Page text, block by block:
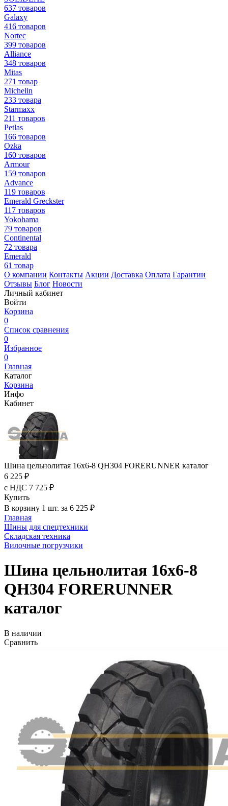
637 товаров
Galaxy
416 товаров
Nortec
399 товаров
Alliance
348 товаров
Mitas
271 товар
Michelin
233 товара
Starmaxx
211 товаров
Petlas
166 товаров
Ozka
160 товаров
Armour
159 товаров
Advance
119 товаров
Emerald Greckster
117 товаров
Yokohama
79 товаров
Continental
72 товара
Emerald
61 товар
О компании Контакты Акции Доставка Оплата Гарантии
Отзывы Блог Новости
Личный кабинет
Войти
Корзина
0
Список сравнения
0
Избранное
0
Главная
Каталог
Корзина
Инфо
Кабинет
Шина цельнолитая 16x6-8 QH304 FORERUNNER каталог
6 225 ₽
с НДС 7 725 ₽
Купить
В корзину 1 шт. за 6 225 ₽
Главная
Шины для спецтехники
Складская техника
Вилочные погрузчики
Шина цельнолитая 16x6-8
QH304 FORERUNNER
каталог
В наличии
Сравнить